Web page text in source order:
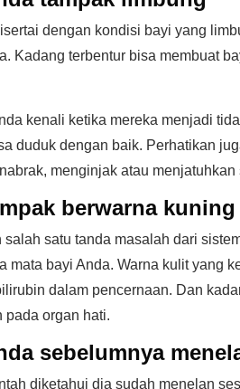
dengan kondisi bayi yang
Kadang terbentur bisa membuat
kenali ketika mereka menjadi
duduk dengan baik. Perhatikan
menginjak atau menjatuhkan
berwarna kuning
satu tanda masalah dari
mata bayi Anda. Warna kulit yang
dalam pencernaan. Dan
pada organ hati.
sebelumnya
diketahui dia sudah menelan